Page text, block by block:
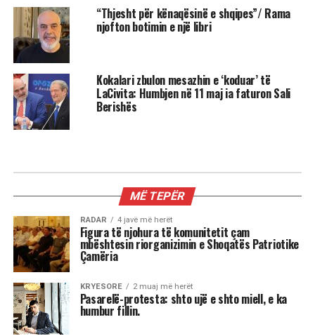
“Thjesht për kënaqësinë e shqipes”/ Rama
njofton botimin e një libri
Kokalari zbulon mesazhin e ‘koduar’ të
LaCivita: Humbjen në 11 maj ia faturon Sali
Berishës
MË TEPËR
RADAR 4 javë më herët
Figura të njohura të komunitetit çam
mbështesin riorganizimin e Shoqatës Patriotike
Çamëria
KRYESORE 2 muaj më herët
Pasarelë-protesta: shto ujë e shto miell, e ka
humbur fillin.